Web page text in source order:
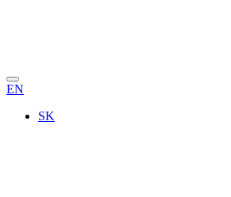
EN
SK